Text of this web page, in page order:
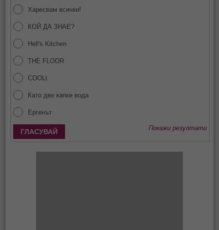
Харесвам всички!
КОЙ ДА ЗНАЕ?
Hell's Kitchen
THE FLOOR
COOLt
Като две капки вода
Ергенът
Покажи резултати